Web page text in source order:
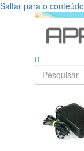
Saltar para o